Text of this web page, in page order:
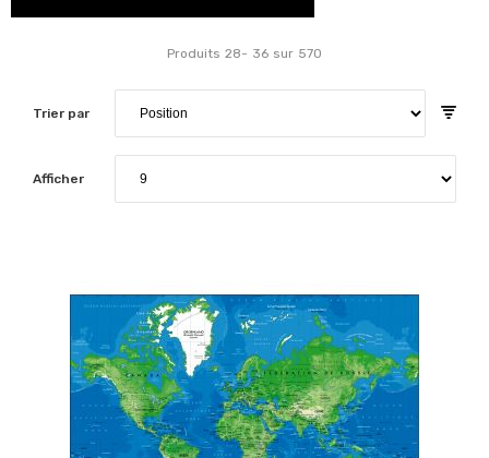
Trier par
Produits 28- 36 sur 570
Afficher